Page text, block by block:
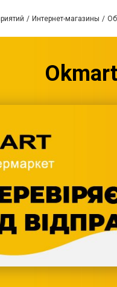
Интернет-магазины